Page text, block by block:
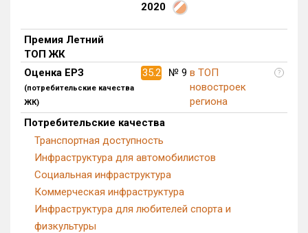
2020
Премия Летний
ТОП ЖК
Оценка ЕРЗ
(потребительские качества
ЖК)
35.2 № 9 в ТОП
новостроек
региона
?
Потребительские качества
Транспортная доступность
Инфраструктура для автомобилистов
Социальная инфраструктура
Коммерческая инфраструктура
Инфраструктура для любителей спорта и
физкультуры